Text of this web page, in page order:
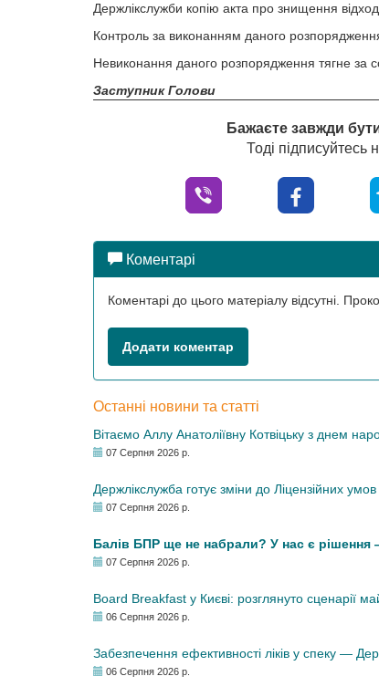
Держлікслужби копію акта про знищення
Контроль за виконанням даного розпорядження
Невиконання даного розпорядження тягне за
Заступник Голови
Бажаєте завжди
Тоді
Коментарі
Коментарі до цього матеріалу відсутні.
Додати коментар
Останні новини та статті
Вітаємо Аллу Анатоліївну Котвіцьку з днем
07 Серпня 2026 р.
Держлікслужба готує зміни до Ліцензійних
07 Серпня 2026 р.
Балів БПР ще не набрали? У нас є рішення
07 Серпня 2026 р.
Board Breakfast у Києві: розглянуто сценарії
06 Серпня 2026 р.
Забезпечення ефективності ліків у спеку —
06 Серпня 2026 р.